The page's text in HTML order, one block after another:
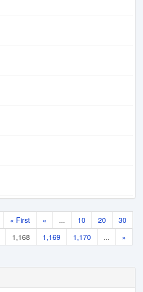
« First « ... 10 20
30
1,168 1,169 1,170 ...
»